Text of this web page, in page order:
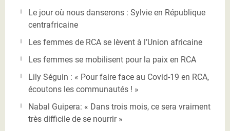
Le jour où nous danserons : Sylvie en République
centrafricaine
Les femmes de RCA se lèvent à l’Union africaine
Les femmes se mobilisent pour la paix en RCA
Lily Séguin : « Pour faire face au Covid-19 en RCA,
écoutons les communautés ! »
Nabal Guipera: « Dans trois mois, ce sera vraiment
très difficile de se nourrir »